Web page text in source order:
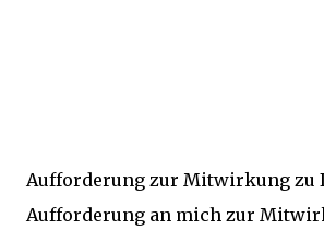
Aufforderung zur Mitwirkung zu
Aufforderung an mich zur